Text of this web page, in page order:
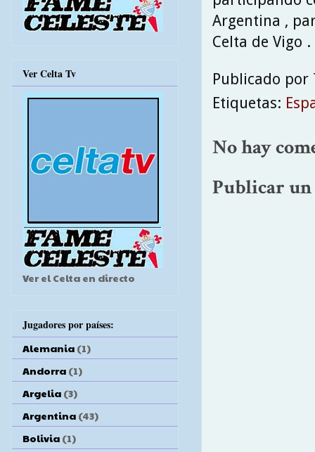
Argentina ,
Celta de Vigo .
Publicado por
Etiquetas:
No hay
Publicar
Ver Celta Tv
Ver el Celta en directo
Jugadores por países:
Alemania (1)
Andorra (1)
Argelia (3)
Argentina (43)
Bolivia (1)